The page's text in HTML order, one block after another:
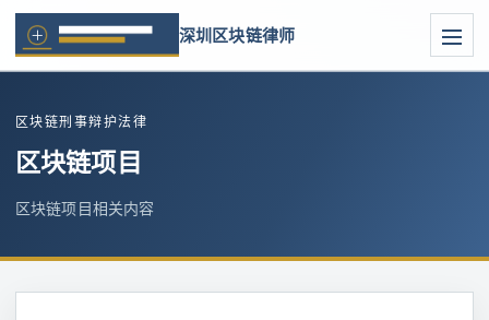
深圳区块链律师
区块链刑事辩护法律
区块链项目
区块链项目相关内容